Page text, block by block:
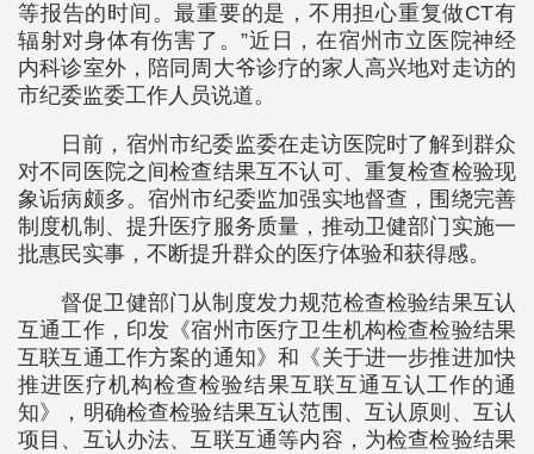
等报告的时间。最重要的是，不用担心重复做CT有
辐射对身体有伤害了。”近日，在宿州市立医院神经
内科诊室外，陪同周大爷诊疗的家人高兴地对走访的
市纪委监委工作人员说道。
日前，宿州市纪委监委在走访医院时了解到群众
对不同医院之间检查结果互不认可、重复检查检验现
象诟病颇多。宿州市纪委监加强实地督查，围绕完善
制度机制、提升医疗服务质量，推动卫健部门实施一
批惠民实事，不断提升群众的医疗体验和获得感。
督促卫健部门从制度发力规范检查检验结果互认
互通工作，印发《宿州市医疗卫生机构检查检验结果
互联互通工作方案的通知》和《关于进一步推进加快
推进医疗机构检查检验结果互联互通互认工作的通
知》，明确检查检验结果互认范围、互认原则、互认
项目、互认办法、互联互通等内容，为检查检验结果